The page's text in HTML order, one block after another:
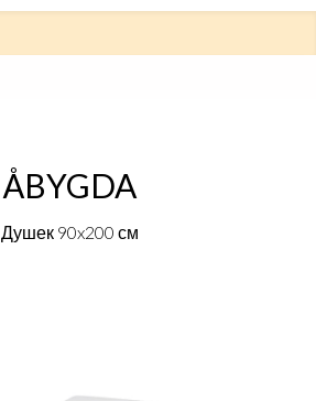
ÅBYGDA
Душек 90x200 см